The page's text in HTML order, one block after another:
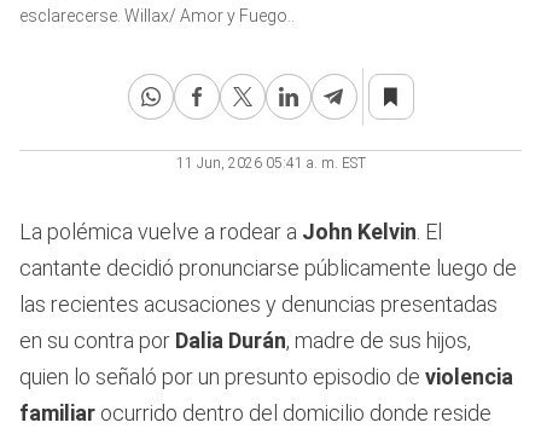
minutes,
esclarecerse. Willax/ Amor y Fuego..
11 Jun, 2026 05:41 a. m. EST
La polémica vuelve a rodear a John Kelvin . El
cantante decidió pronunciarse públicamente luego de
las recientes acusaciones y denuncias presentadas
en su contra por Dalia Durán, madre de sus hijos,
quien lo señaló por un presunto episodio de violencia
familiar ocurrido dentro del domicilio donde reside